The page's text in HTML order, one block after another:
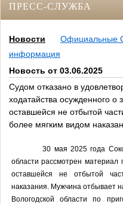
ПРЕСС-СЛУЖБА
Новости Официальные
информация
Новость от 03.06.2025
Судом отказано в
ходатайства осужденного о
оставшейся не отбытой
более мягким видом
30 мая 2025 года
области рассмотрен материал
оставшейся не отбытой
наказания. Мужчина отбывает
Вологодской области по